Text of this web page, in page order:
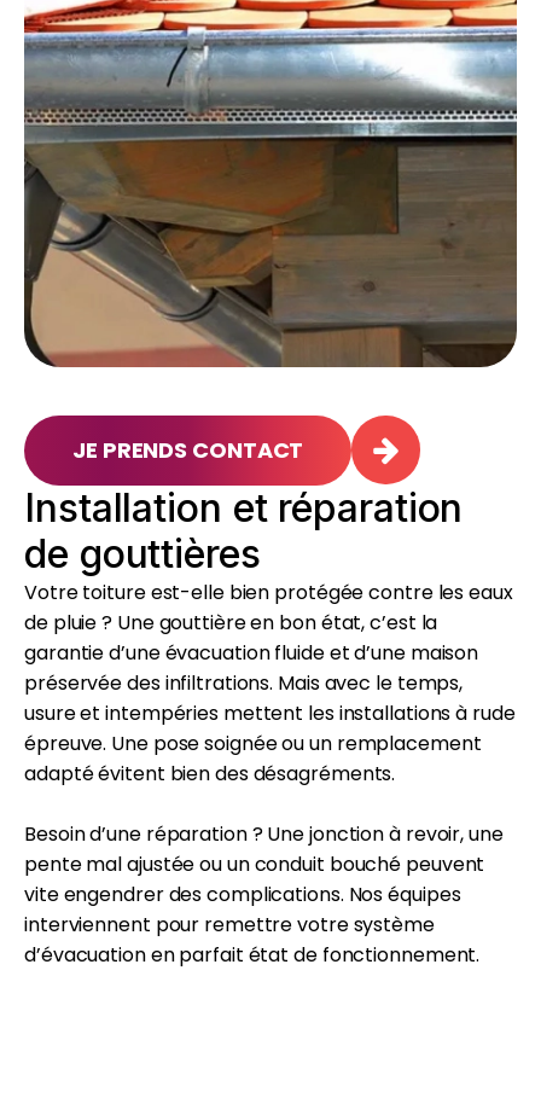
Installation et réparation
de gouttières
JE PRENDS CONTACT
Votre toiture est-elle bien protégée contre les eaux
de pluie ? Une gouttière en bon état, c’est la
garantie d’une évacuation fluide et d’une maison
préservée des infiltrations. Mais avec le temps,
usure et intempéries mettent les installations à rude
épreuve. Une pose soignée ou un remplacement
adapté évitent bien des désagréments.
Besoin d’une réparation ? Une jonction à revoir, une
pente mal ajustée ou un conduit bouché peuvent
vite engendrer des complications. Nos équipes
interviennent pour remettre votre système
d’évacuation en parfait état de fonctionnement.